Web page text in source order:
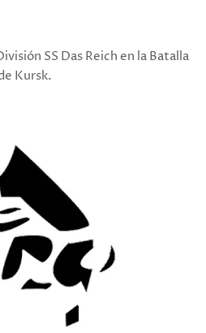
SS Das Reich en la Batalla
Kursk.